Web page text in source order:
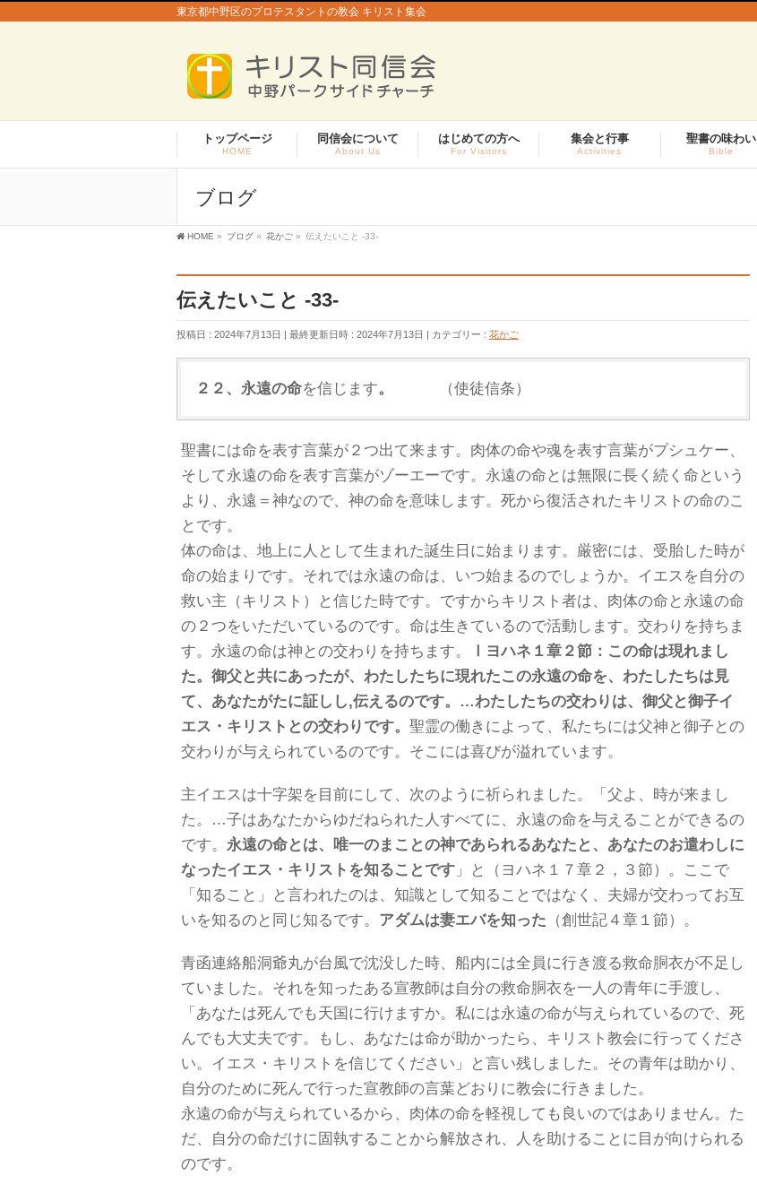
東京都中野区のプロテスタントの教会 キリスト集会
トップページ
HOME
同信会について
About Us
はじめての方へ
For Visitors
集会と行事
Activities
聖書の味わい
Bible
ブログ
HOME » ブログ » 花かご » 伝えたいこと -33-
伝えたいこと -33-
投稿日 : 2024年7月13日 最終更新日時 : 2024年7月13日 カテゴリー : 花かご
２２、永遠の命を信じます。 （使徒信条）
聖書には命を表す言葉が２つ出て来ます。肉体の命や魂を表す言葉がプシュケー、
そして永遠の命を表す言葉がゾーエーです。永遠の命とは無限に長く続く命という
より、永遠＝神なので、神の命を意味します。死から復活されたキリストの命のこ
とです。
体の命は、地上に人として生まれた誕生日に始まります。厳密には、受胎した時が
命の始まりです。それでは永遠の命は、いつ始まるのでしょうか。イエスを自分の
救い主（キリスト）と信じた時です。ですからキリスト者は、肉体の命と永遠の命
の２つをいただいているのです。命は生きているので活動します。交わりを持ちま
す。永遠の命は神との交わりを持ちます。
Ⅰヨハネ１章２節：この命は現れまし
た。御父と共にあったが、わたしたちに現れたこの永遠の命を、わたしたちは見
て、あなたがたに証しし,伝えるのです。
…わたしたちの交わりは、御父と御子イ
エス・キリストとの交わりです。 聖霊の働きによって、私たちには父神と御子との
交わりが与えられているのです。そこには喜びが溢れています。
主イエスは十字架を目前にして、次のように祈られました。「父よ、時が来まし
た。…子はあなたからゆだねられた人すべてに、永遠の命を与えることができるの
です。 永遠の命とは、唯一のまことの神であられるあなたと、あなたのお遣わしに
なったイエス・キリストを知ることです 」と（ヨハネ１７章２，３節）。ここで
「知ること」と言われたのは、知識として知ることではなく、夫婦が交わってお互
いを知るのと同じ知るです。 アダムは妻エバを知った （創世記４章１節）。
青函連絡船洞爺丸が台風で沈没した時、船内には全員に行き渡る救命胴衣が不足し
ていました。それを知ったある宣教師は自分の救命胴衣を一人の青年に手渡し、
「あなたは死んでも天国に行けますか。私には永遠の命が与えられているので、死
んでも大丈夫です。もし、あなたは命が助かったら、キリスト教会に行ってくださ
い。イエス・キリストを信じてください」と言い残しました。その青年は助かり、
自分のために死んで行った宣教師の言葉どおりに教会に行きました。
永遠の命が与えられているから、肉体の命を軽視しても良いのではありません。た
だ、自分の命だけに固執することから解放され、人を助けることに目が向けられる
のです。